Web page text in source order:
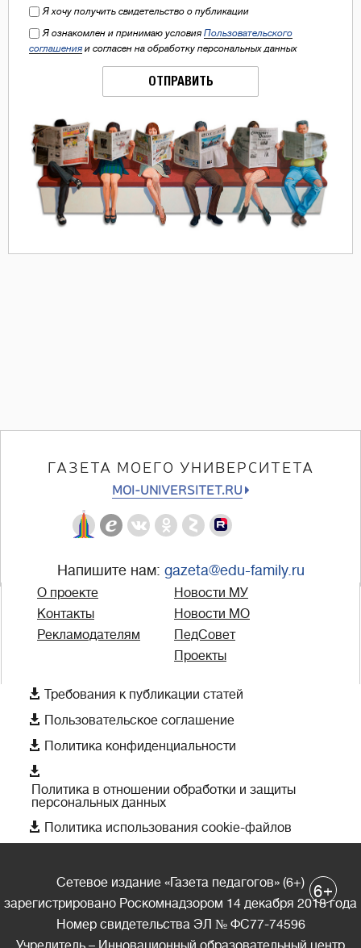
Я хочу получить свидетельство о публикации
Я ознакомлен и принимаю условия Пользовательского
соглашения и согласен на обработку персональных данных
ОТПРАВИТЬ
ГАЗЕТА МОЕГО УНИВЕРСИТЕТА
MOI-UNIVERSITET.RU
Напишите нам: gazeta@edu-family.ru
О проекте
Контакты
Рекламодателям
Новости МУ
Новости МО
ПедСовет
Проекты
 Требования к публикации статей
 Пользовательское соглашение
 Политика конфиденциальности

Политика в отношении обработки и защиты
персональных данных
 Политика использования cookie-файлов
Сетевое издание «Газета педагогов» (6+)
зарегистрировано Роскомнадзором 14 декабря 2018 года
Номер свидетельства ЭЛ № ФС77-74596
6+